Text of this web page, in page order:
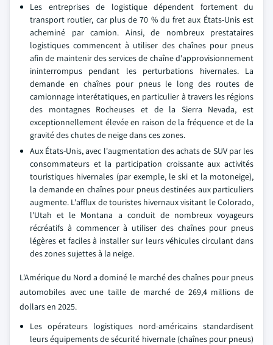
Les entreprises de logistique dépendent fortement du
transport routier, car plus de 70 % du fret aux États-Unis est
acheminé par camion. Ainsi, de nombreux prestataires
logistiques commencent à utiliser des chaînes pour pneus
afin de maintenir des services de chaîne d'approvisionnement
ininterrompus pendant les perturbations hivernales. La
demande en chaînes pour pneus le long des routes de
camionnage interétatiques, en particulier à travers les régions
des montagnes Rocheuses et de la Sierra Nevada, est
exceptionnellement élevée en raison de la fréquence et de la
gravité des chutes de neige dans ces zones.
Aux États-Unis, avec l'augmentation des achats de SUV par les
consommateurs et la participation croissante aux activités
touristiques hivernales (par exemple, le ski et la motoneige),
la demande en chaînes pour pneus destinées aux particuliers
augmente. L'afflux de touristes hivernaux visitant le Colorado,
l'Utah et le Montana a conduit de nombreux voyageurs
récréatifs à commencer à utiliser des chaînes pour pneus
légères et faciles à installer sur leurs véhicules circulant dans
des zones sujettes à la neige.
L'Amérique du Nord a dominé le marché des chaînes pour pneus
automobiles avec une taille de marché de 269,4 millions de
dollars en 2025.
Les opérateurs logistiques nord-américains standardisent
leurs équipements de sécurité hivernale (chaînes pour pneus)